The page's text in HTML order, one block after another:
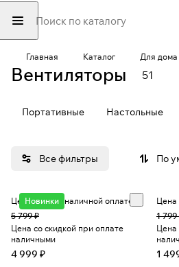
Главная Каталог Для дома
Вентиляторы 51
Портативные Настольные
Все фильтры По
Новинки
Цена при безналичной оплате
5 799 ₽
Цена со скидкой при оплате
наличными
4 999 ₽
Цена
1 799
Цена
1